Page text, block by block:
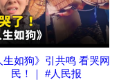
生如狗》引共鸣 看哭网
民！｜ #人民报